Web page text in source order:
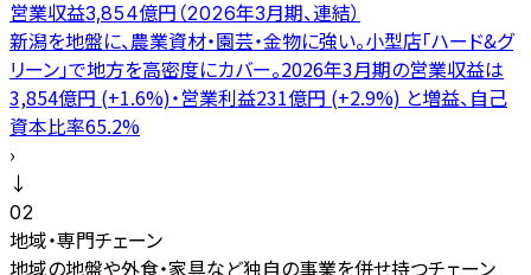
営業収益3,854億円（2026年3月期、連結）
新潟を地盤に、農業資材・園芸・金物に強い。小型店「ハード&グ
リーン」で地方を高密度にカバー。2026年3月期の営業収益は
3,854億円 (+1.6%)・営業利益231億円 (+2.9%) と増益、自己
資本比率65.2%
›
↓
02
地域・専門チェーン
地域の地盤や外食・家具など独自の事業を併せ持つチェーン